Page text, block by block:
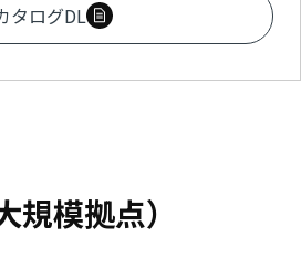
タログDL
規模拠点）